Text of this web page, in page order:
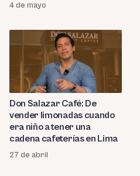
4 de mayo
Don Salazar Café: De
vender limonadas cuando
era niño a tener una
cadena cafeterías en Lima
27 de abril